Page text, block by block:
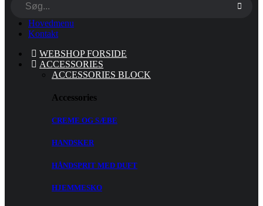
Hovedmenu
Kontakt
WEBSHOP FORSIDE
ACCESSORIES
ACCESSORIES BLOCK
Accessories
CREME OG SÆBE
HANDSKER
HÅNDSPRIT MED DUFT
HJEMMESKO